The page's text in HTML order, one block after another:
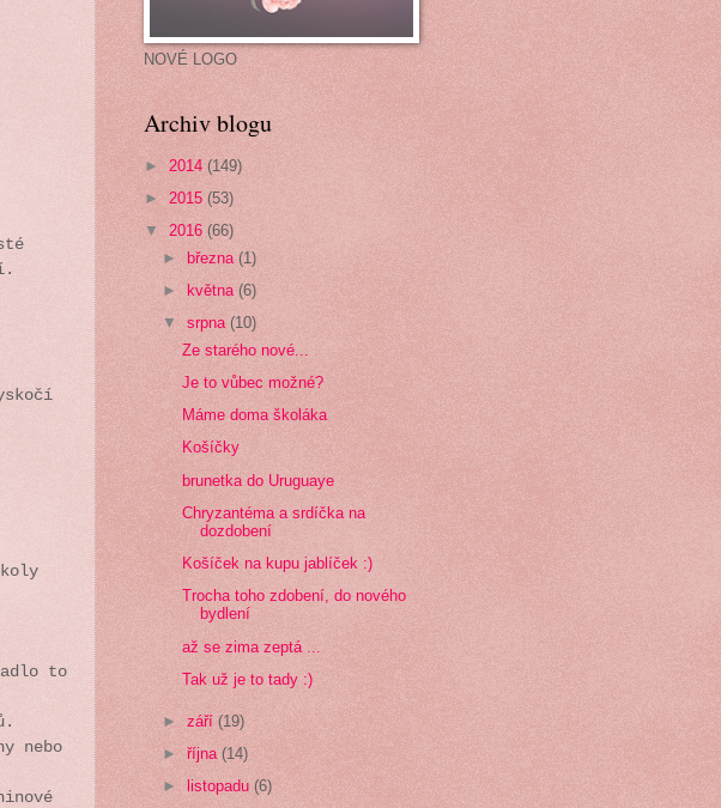
to
nebo
NOVÉ LOGO
Archiv blogu
► 2014 (149)
► 2015 (53)
▼ 2016 (66)
►března(1)
►
května(6)
▼srpna(10)
Ze starého nové...
Je to vůbec možné?
Máme doma školáka
Košíčky
brunetka do Uruguaye
Chryzantéma a srdíčka na
dozdobení
Košíček na kupu jablíček :)
Trocha toho zdobení, do nového
bydlení
až se zima zeptá ...
Tak už je to tady :)
►září(19)
►října (14)
►
listopadu(6)